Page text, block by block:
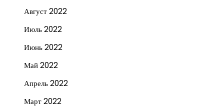
Август 2022
Июль 2022
Июнь 2022
Май 2022
Апрель 2022
Март 2022